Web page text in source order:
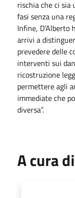
rischia che ci sia
fasi senza una
Infine, D’Alberto
arrivi a
prevedere delle
interventi sui
ricostruzione
permettere agli
immediate che
diversa”.
A cura di